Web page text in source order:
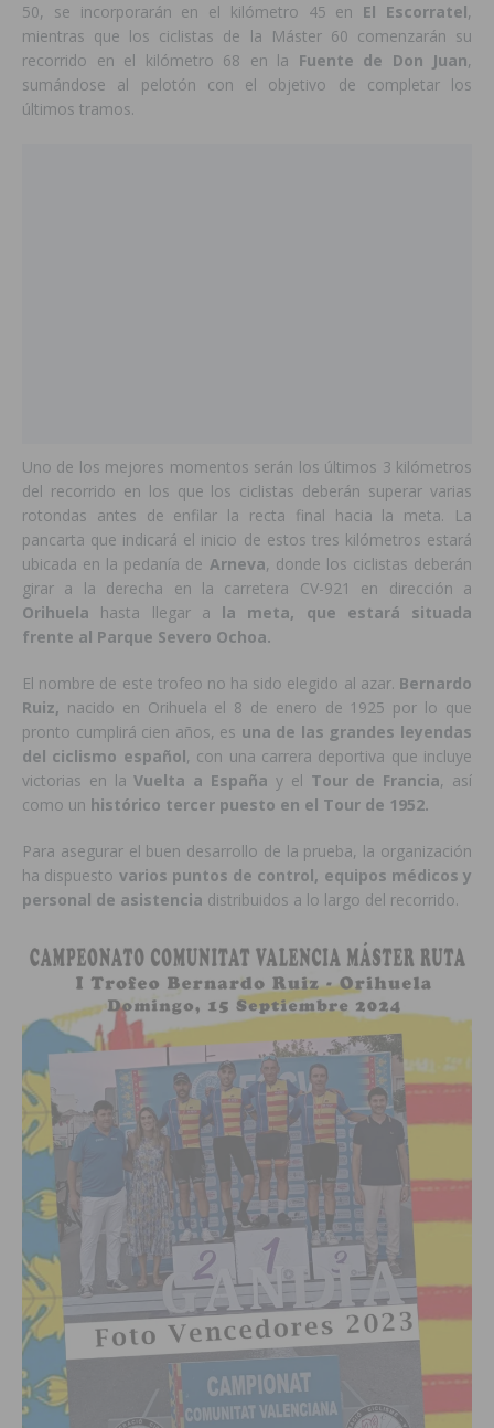
50, se incorporarán en el kilómetro 45 en El Escorratel,
mientras que los ciclistas de la Máster 60 comenzarán su
recorrido en el kilómetro 68 en la Fuente de Don Juan,
sumándose al pelotón con el objetivo de completar los
últimos tramos.
Uno de los mejores momentos serán los últimos 3 kilómetros
del recorrido en los que los ciclistas deberán superar varias
rotondas antes de enfilar la recta final hacia la meta. La
pancarta que indicará el inicio de estos tres kilómetros estará
ubicada en la pedanía de Arneva, donde los ciclistas deberán
girar a la derecha en la carretera CV-921 en dirección a
Orihuela hasta llegar a la meta, que estará situada
frente al Parque Severo Ochoa.
El nombre de este trofeo no ha sido elegido al azar. Bernardo
Ruiz, nacido en Orihuela el 8 de enero de 1925 por lo que
pronto cumplirá cien años, es una de las grandes leyendas
del ciclismo español, con una carrera deportiva que incluye
victorias en laVuelta a España y el Tour de Francia, así
como un histórico tercer puesto en el Tour de 1952.
Para asegurar el buen desarrollo de la prueba, la organización
ha dispuesto varios puntos de control, equipos médicos y
personal de asistencia distribuidos a lo largo del recorrido.